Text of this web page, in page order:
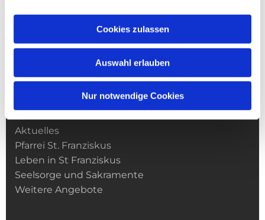
Cookies zulassen
Auswahl erlauben
Nur notwendige Cookies
Kirchengemeinde­­ St. Franziskus
Aktuelles
Pfarrei St. Franziskus
Leben in St Franziskus
Seelsorge und Sakramente
Weitere Angebote